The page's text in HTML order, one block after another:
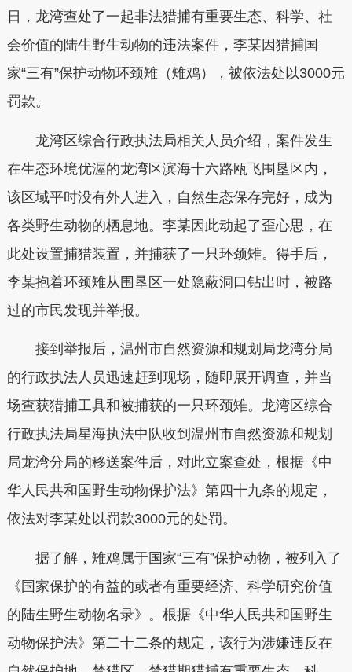
日，龙湾查处了一起非法猎捕有重要生态、科学、社
会价值的陆生野生动物的违法案件，李某因猎捕国
家“三有”保护动物环颈雉（雉鸡），被依法处以3000元
罚款。
龙湾区综合行政执法局相关人员介绍，案件发生
在生态环境优渥的龙湾区滨海十六路瓯飞围垦区内，
该区域平时没有外人进入，自然生态保存完好，成为
各类野生动物的栖息地。李某因此动起了歪心思，在
此处设置捕猎装置，并捕获了一只环颈雉。得手后，
李某抱着环颈雉从围垦区一处隐蔽洞口钻出时，被路
过的市民发现并举报。
接到举报后，温州市自然资源和规划局龙湾分局
的行政执法人员迅速赶到现场，随即展开调查，并当
场查获猎捕工具和被捕获的一只环颈雉。龙湾区综合
行政执法局星海执法中队收到温州市自然资源和规划
局龙湾分局的移送案件后，对此立案查处，根据《中
华人民共和国野生动物保护法》第四十九条的规定，
依法对李某处以罚款3000元的处罚。
据了解，雉鸡属于国家“三有”保护动物，被列入了
《国家保护的有益的或者有重要经济、科学研究价值
的陆生野生动物名录》。根据《中华人民共和国野生
动物保护法》第二十二条的规定，该行为涉嫌违反在